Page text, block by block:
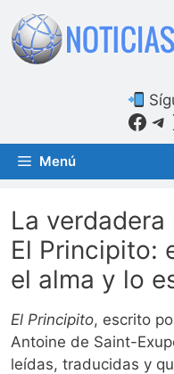
Saltar
contenido
Menú
La
El Principito:
el alma y lo
El Principito, escrito
Antoine de Saint-
leídas, traducidas y